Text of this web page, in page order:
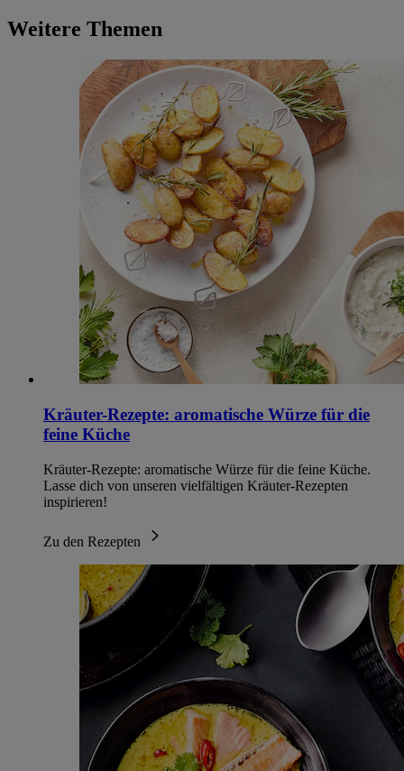
Weitere Themen
Kräuter-Rezepte: aromatische Würze für die
feine Küche
Kräuter-Rezepte: aromatische Würze für die feine Küche.
Lasse dich von unseren vielfältigen Kräuter-Rezepten
inspirieren!
Zu den Rezepten